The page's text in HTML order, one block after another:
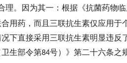
理。因为其一：根据《抗菌药物临
用药，而且三联抗生素仅应用于
下直接采用三联抗生素明显违反
生部令第84号）》第二十六条之